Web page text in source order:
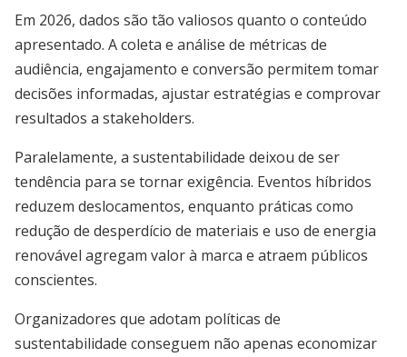
Em 2026, dados são tão valiosos quanto o conteúdo
apresentado. A coleta e análise de métricas de
audiência, engajamento e conversão permitem tomar
decisões informadas, ajustar estratégias e comprovar
resultados a stakeholders.
Paralelamente, a sustentabilidade deixou de ser
tendência para se tornar exigência. Eventos híbridos
reduzem deslocamentos, enquanto práticas como
redução de desperdício de materiais e uso de energia
renovável agregam valor à marca e atraem públicos
conscientes.
Organizadores que adotam políticas de
sustentabilidade conseguem não apenas economizar